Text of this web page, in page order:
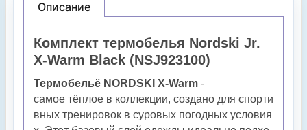
Описание
Комплект термобелья Nordski Jr.
X-Warm Black (NSJ923100)
Термобельё NORDSKI X‑Warm -
самое тёплое в коллекции, создано для спорти
вных тренировок в суровых погодных условия